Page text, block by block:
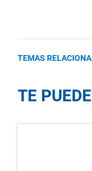
TEMAS
TE